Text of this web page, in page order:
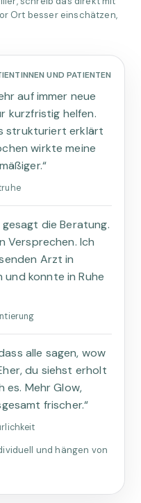
Ort besser einschätzen,
UND PATIENTEN
auf immer neue
kurzfristig helfen.
strukturiert erklärt
wirkte meine
die Beratung.
Versprechen. Ich
Arzt in
und konnte in Ruhe
alle sagen, wow
du siehst erholt
es. Mehr Glow,
frischer.“
und hängen von